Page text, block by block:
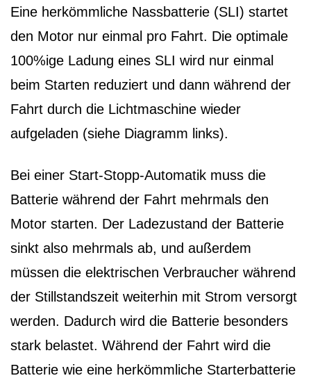
Eine herkömmliche Nassbatterie (SLI) startet
den Motor nur einmal pro Fahrt. Die optimale
100%ige Ladung eines SLI wird nur einmal
beim Starten reduziert und dann während der
Fahrt durch die Lichtmaschine wieder
aufgeladen (siehe Diagramm links).
Bei einer Start-Stopp-Automatik muss die
Batterie während der Fahrt mehrmals den
Motor starten. Der Ladezustand der Batterie
sinkt also mehrmals ab, und außerdem
müssen die elektrischen Verbraucher während
der Stillstandszeit weiterhin mit Strom versorgt
werden. Dadurch wird die Batterie besonders
stark belastet. Während der Fahrt wird die
Batterie wie eine herkömmliche Starterbatterie